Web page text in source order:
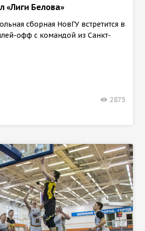
«Лиги Белова»
сборная НовГУ встретится в
офф с командой из Санкт-
2875